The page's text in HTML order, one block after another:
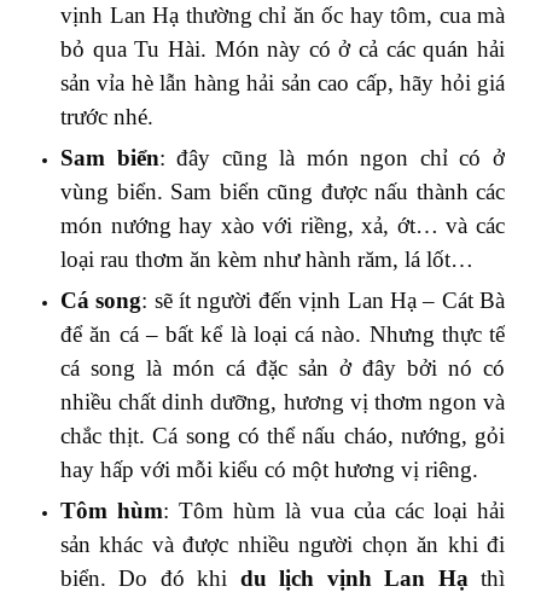
vịnh Lan Hạ thường chỉ ăn ốc hay tôm, cua mà
bỏ qua Tu Hài. Món này có ở cả các quán hải
sản vỉa hè lẫn hàng hải sản cao cấp, hãy hỏi giá
trước nhé.
Sam biển: đây cũng là món ngon chỉ có ở
vùng biển. Sam biển cũng được nấu thành các
món nướng hay xào với riềng, xả, ớt… và các
loại rau thơm ăn kèm như hành răm, lá lốt…
Cá song: sẽ ít người đến vịnh Lan Hạ – Cát Bà
để ăn cá – bất kể là loại cá nào. Nhưng thực tế
cá song là món cá đặc sản ở đây bởi nó có
nhiều chất dinh dưỡng, hương vị thơm ngon và
chắc thịt. Cá song có thể nấu cháo, nướng, gỏi
hay hấp với mỗi kiểu có một hương vị riêng.
Tôm hùm: Tôm hùm là vua của các loại hải
sản khác và được nhiều người chọn ăn khi đi
biển. Do đó khi du lịch vịnh Lan Hạ thì